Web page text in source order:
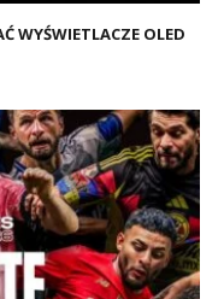
WYŚWIETLACZE OLED